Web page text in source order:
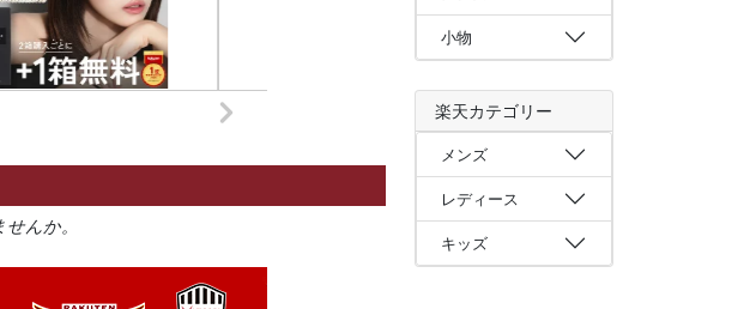
んか。
小物
楽天カテゴリー
メンズ
レディース
キッズ